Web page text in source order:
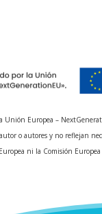
Unión Europea –
o autores y no reflejan
Europea ni la Comisión